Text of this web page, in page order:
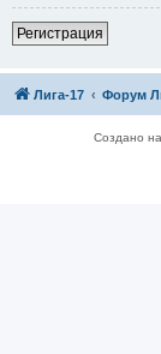
Регистрация
Лига-17 Форум
Создано